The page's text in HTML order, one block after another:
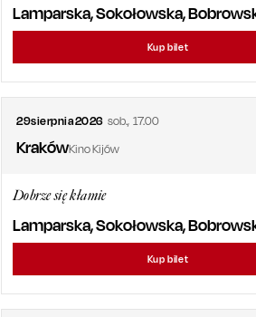
Lamparska, Sokołowska,
Kup bilet
29sierpnia2026 sob., 17.00
KrakówKino Kijów
Dobrze się kłamie
Lamparska, Sokołowska,
Kup bilet